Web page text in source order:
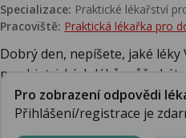
Specializace: Praktické lékařství
Pracoviště: Praktická lékařka pro
Dobrý den, nepíšete, jaké léky
psychiatrických léků může být...
Pro zobrazení odpovědi
Přihlášení/registrace je